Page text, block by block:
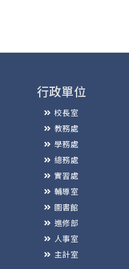
行政單位
校長室
教務處
學務處
總務處
實習處
輔導室
圖書館
進修部
人事室
主計室